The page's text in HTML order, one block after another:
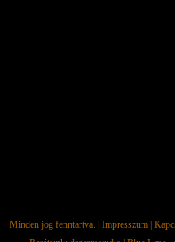
− Minden jog fenntartva. | Impresszum